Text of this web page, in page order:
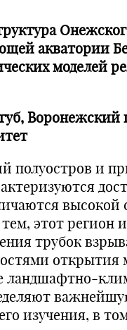
акватории
моделей
Воронежский
полуостров и
высокой
этот регион
трубок
открытия
изучения, в